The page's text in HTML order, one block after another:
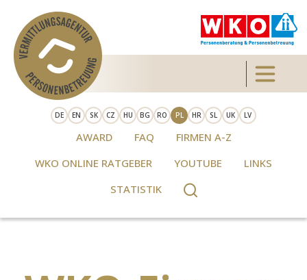
Skip to main content Toggle
DE EN SK CZ HU BG RO PL HR SL UK LV
AWARD FAQ
FIRMEN A-Z
WKO ONLINE RATGEBER
YOUTUBE
LINKS
STATISTIK